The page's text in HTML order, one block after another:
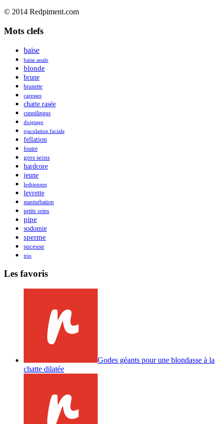
© 2014 Redpiment.com
Mots clefs
baise
baise anale
blonde
brune
brunette
caresses
chatte rasée
cunnilingus
doigtage
ejaculation faciale
fellation
foutre
gros seins
hardcore
jeune
lesbiennes
levrette
masturbation
petits seins
pipe
sodomie
sperme
suceuse
trio
Les favoris
Godes géants pour une blondasse à la
chatte dilatée